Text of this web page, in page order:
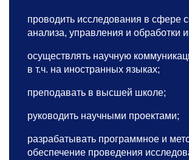
проводить исследования в сфере
анализа, управления и обработки
осуществлять научную
в т.ч. на иностранных языках;
преподавать в высшей школе;
руководить научными проектами;
разрабатывать программное и
обеспечение проведения